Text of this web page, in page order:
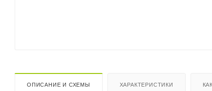
ОПИСАНИЕ И СХЕМЫ ХАРАКТЕРИСТИКИ